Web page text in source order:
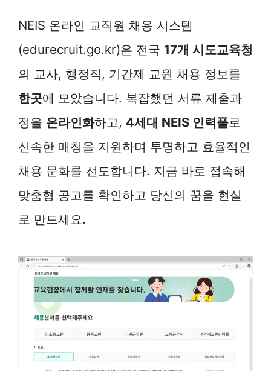
NEIS 온라인 교직원 채용 시스템
(edurecruit.go.kr)은 전국 17개 시도교육청
의 교사, 행정직, 기간제 교원 채용 정보를
한곳에 모았습니다. 복잡했던 서류 제출과
정을 온라인화하고, 4세대 NEIS 인력풀로
신속한 매칭을 지원하며 투명하고 효율적인
채용 문화를 선도합니다. 지금 바로 접속해
맞춤형 공고를 확인하고 당신의 꿈을 현실
로 만드세요.